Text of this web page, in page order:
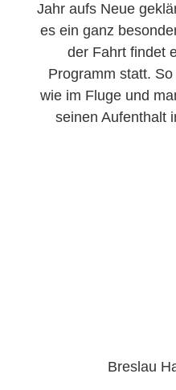
Jahr aufs Neue
es ein ganz
der Fahrt findet
Programm statt.
wie im Fluge und
seinen Aufenthalt
Breslau